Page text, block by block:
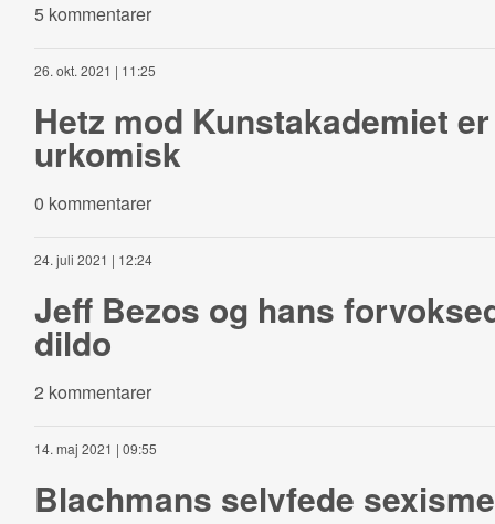
5 kommentarer
26. okt. 2021 | 11:25
Hetz mod Kunstakademiet er
urkomisk
0 kommentarer
24. juli 2021 | 12:24
Jeff Bezos og hans
dildo
2 kommentarer
14. maj 2021 | 09:55
Blachmans selvfede sexisme